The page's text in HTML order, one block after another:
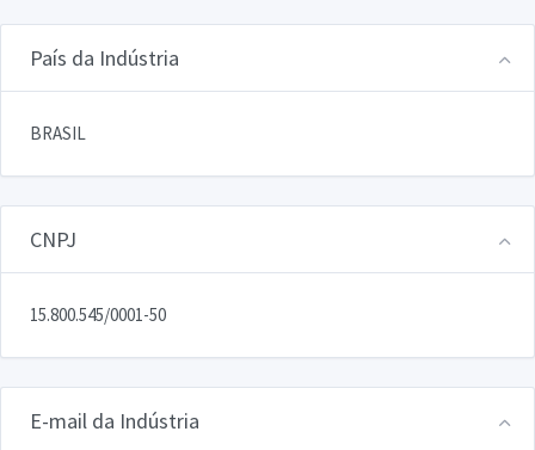
País da Indústria
BRASIL
CNPJ
15.800.545/0001-50
E-mail da Indústria